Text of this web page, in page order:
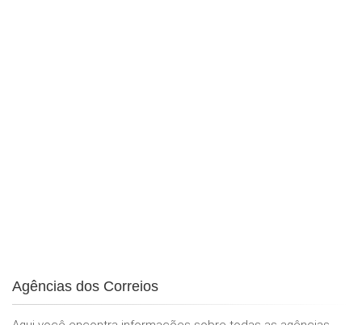
Agências dos Correios